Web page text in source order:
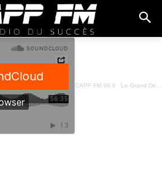
CAPP FM 99.6 · Le Grand Débat - 28 Novembre 2024